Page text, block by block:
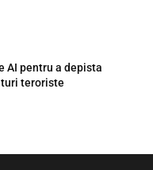
AI pentru a depista
teroriste